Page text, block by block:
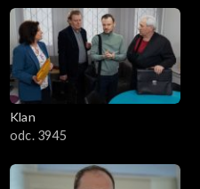
Klan
odc. 3945